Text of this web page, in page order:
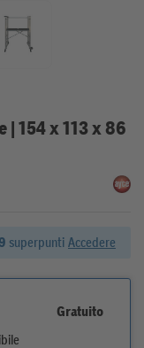
154 x 113 x 86
superpunti Accedere
Gratuito